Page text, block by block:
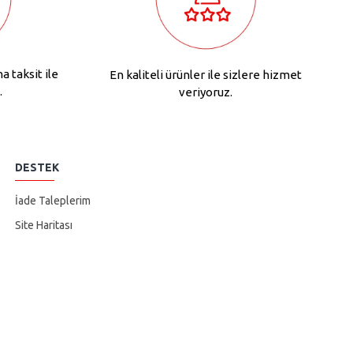
taksit ile
En kaliteli ürünler ile sizlere hizmet
veriyoruz.
DESTEK
İade Taleplerim
Site Haritası